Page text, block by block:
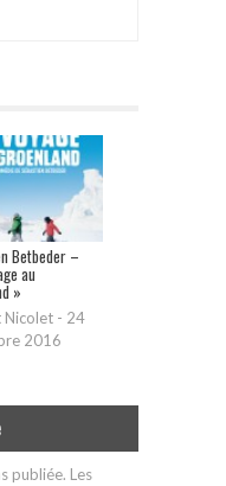
Betbeder –
au
»
Nicolet - 24
2016
publiée. Les